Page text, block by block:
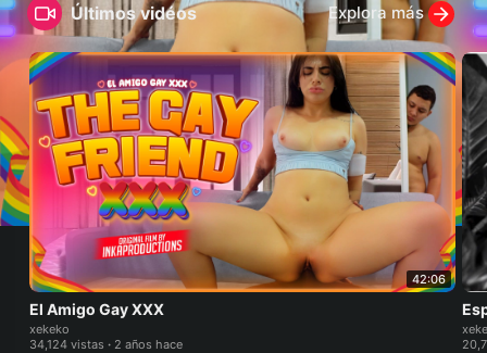
Últimos vidéos Explora más
42:06
El Amigo Gay XXX
xekeko
34,124 vistas · 2 años hace